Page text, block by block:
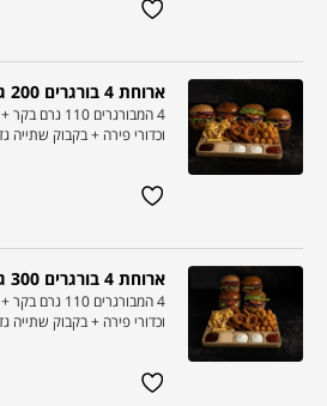
ארוחת 4 בורגרים 200 גרם
4 המבורגרים
וכדורי פירה + בקבוק שתייה
ארוחת 4 בורגרים 300 גרם
4 המבורגרים
וכדורי פירה + בקבוק שתייה